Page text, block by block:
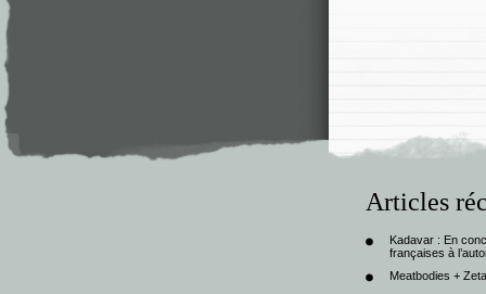
Articles
Kadavar : En
françaises à
Meatbodies +